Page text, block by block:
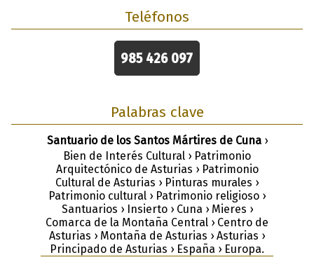
Teléfonos
985 426 097
Palabras clave
Santuario de los Santos Mártires de Cuna›
Bien de Interés Cultural › Patrimonio
Arquitectónico de Asturias › Patrimonio
Cultural de Asturias › Pinturas murales ›
Patrimonio cultural › Patrimonio religioso ›
Santuarios › Insierto › Cuna › Mieres ›
Comarca de la Montaña Central › Centro de
Asturias › Montaña de Asturias › Asturias ›
Principado de Asturias › España › Europa.